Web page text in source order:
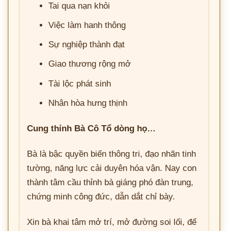
Tai qua nạn khỏi
Việc làm hanh thông
Sự nghiệp thành đạt
Giao thương rộng mở
Tài lộc phát sinh
Nhân hòa hưng thịnh
Cung thỉnh Bà Cô Tổ dòng họ…
Bà là bậc quyền biến thông tri, đạo nhãn tinh
tường, năng lực cải duyên hóa vận. Nay con
thành tâm cầu thỉnh bà giáng phó đàn trung,
chứng minh công đức, dẫn dắt chỉ bày.
Xin bà khai tâm mở trí, mở đường soi lối, để